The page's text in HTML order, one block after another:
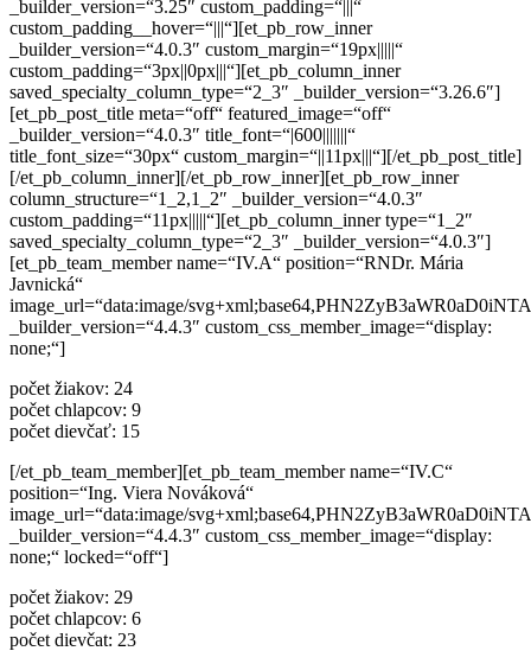
_builder_version=“3.25″ custom_padding=“|||“
custom_padding__hover=“|||“][et_pb_row_inner
_builder_version=“4.0.3″ custom_margin=“19px|||||“
custom_padding=“3px||0px|||“][et_pb_column_inner
saved_specialty_column_type=“2_3″ _builder_version=“3.26.6″]
[et_pb_post_title meta=“off“ featured_image=“off“
_builder_version=“4.0.3″ title_font=“|600|||||||“
title_font_size=“30px“ custom_margin=“||11px|||“][/et_pb_post_title]
[/et_pb_column_inner][/et_pb_row_inner][et_pb_row_inner
column_structure=“1_2,1_2″ _builder_version=“4.0.3″
custom_padding=“11px|||||“][et_pb_column_inner type=“1_2″
saved_specialty_column_type=“2_3″ _builder_version=“4.0.3″]
[et_pb_team_member name=“IV.A“ position=“RNDr. Mária
Javnická“
image_url=“data:image/
_builder_version=“4.4.3″ custom_css_member_image=“display:
none;“]
počet žiakov: 24
počet chlapcov: 9
počet dievčať: 15
[/et_pb_team_member][et_pb_team_member name=“IV.C“
position=“Ing. Viera Nováková“
image_url=“data:image/
_builder_version=“4.4.3″ custom_css_member_image=“display:
none;“ locked=“off“]
počet žiakov: 29
počet chlapcov: 6
počet dievčat: 23